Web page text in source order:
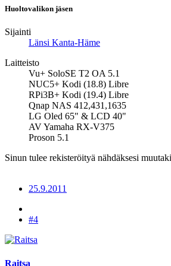
Huoltovalikon jäsen
Sijainti
Länsi Kanta-Häme
Laitteisto
Vu+ SoloSE T2 OA 5.1
NUC5+ Kodi (18.8) Libre
RPi3B+ Kodi (19.4) Libre
Qnap NAS 412,431,1635
LG Oled 65" & LCD 40"
AV Yamaha RX-V375
Proson 5.1
Sinun tulee rekisteröityä nähdäksesi
25.9.2011
#4
Raitsa